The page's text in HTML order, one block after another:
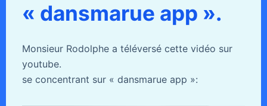
« dansmarue app ».
Monsieur Rodolphe a téléversé cette vidéo sur
youtube.
se concentrant sur « dansmarue app »: